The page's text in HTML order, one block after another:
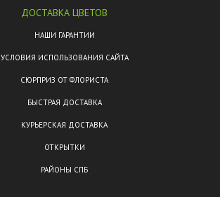
ДОСТАВКА ЦВЕТОВ
НАШИ ГАРАНТИИ
УСЛОВИЯ ИСПОЛЬЗОВАНИЯ САЙТА
СЮРПРИЗ ОТ ФЛОРИСТА
БЫСТРАЯ ДОСТАВКА
КУРЬЕРСКАЯ ДОСТАВКА
ОТКРЫТКИ
РАЙОНЫ СПБ